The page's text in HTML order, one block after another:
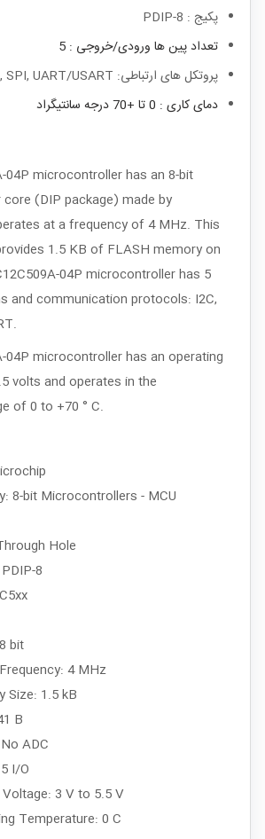
پکیج : PDIP-8
تعداد پین ها ورودی/خروجی : 5
پروتکل های ارتباطی: I2C, SPI, UART/USART
دمای کاری : 0 تا +70 درجه سانتیگراد
04P microcontroller has an 8-bit
(DIP package) made by
at a frequency of 4 MHz. This
1.5 KB of FLASH memory on
04P microcontroller has 5
and communication protocols: I2C,
04P microcontroller has an operating
volts and operates in the
of 0 to +70 ° C.
8-bit Microcontrollers - MCU
Hole
8
bit
4 MHz
Size: 1.5 kB
B
ADC
I/O
3 V to 5.5 V
Temperature: 0 C